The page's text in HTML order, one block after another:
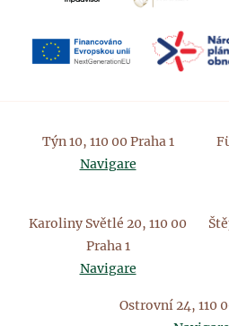
Týn 10, 110 00 Praha 1
Navigare
Karoliny Světlé 20, 110 00
Praha 1
Navigare
Ostrovní 24, 110